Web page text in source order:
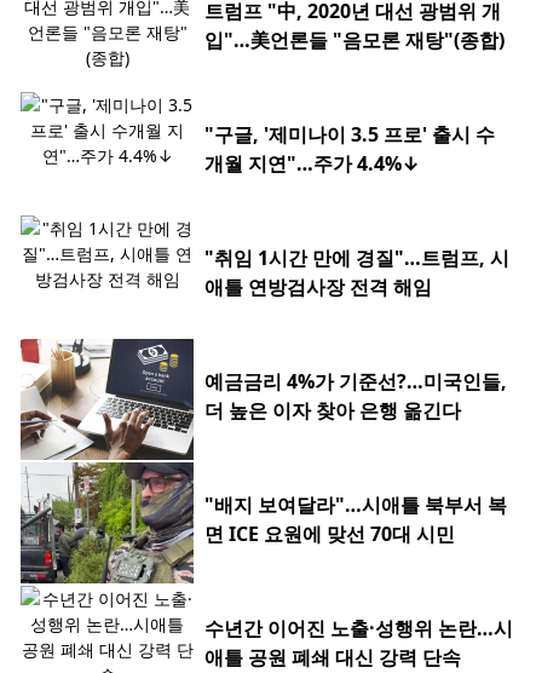
트럼프 "中, 2020년 대선 광범위 개
입"…美언론들 "음모론 재탕"(종합)
"구글, '제미나이 3.5 프로' 출시 수
개월 지연"…주가 4.4%↓
"취임 1시간 만에 경질"…트럼프, 시
애틀 연방검사장 전격 해임
예금금리 4%가 기준선?…미국인들,
더 높은 이자 찾아 은행 옮긴다
"배지 보여달라"…시애틀 북부서 복
면 ICE 요원에 맞선 70대 시민
수년간 이어진 노출·성행위 논란…시
애틀 공원 폐쇄 대신 강력 단속